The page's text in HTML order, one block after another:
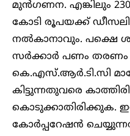
മുൻഗണന. എങ്കിലും 230
കോടി രൂപയക്ക് ഡീസലിന്
നൽകാനാവും. പക്ഷെ
സർക്കാർ പണം തരണം
കെ.എസ്.ആ‍ർ.ടി.സി
കിട്ടുന്നതുവരെ
കൊടുക്കാതിരിക്കുക.
കോർപ്പറേഷൻ